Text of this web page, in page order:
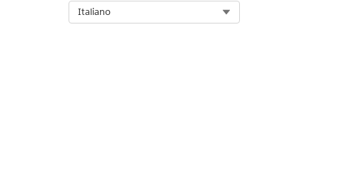
Italiano